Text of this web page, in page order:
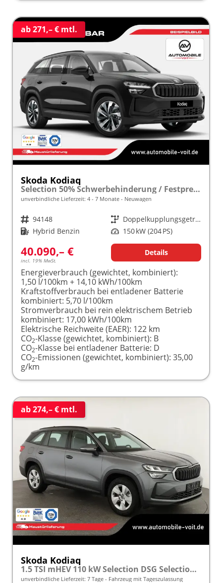
ab 271,– € mtl.
Skoda Kodiaq
Selection 50% Schwerbehinderung / Festpreisgarantie* Modelljahr 1.5 TSI iV PLUG-IN-HYBRID 204PS DSG "Sonderangebot bei Schwerbehinderung" frei konfigurierbar!
unverbindliche Lieferzeit: 4 - 7 Monate Neuwagen
Fahrzeugnr. 94148 Getriebe
Doppelkupplungsgetriebe (DSG)
Kraftstoff Hybrid Benzin Leistung 150 kW (204 PS)
40.090,– €
incl. 19% MwSt.
Details
Energieverbrauch (gewichtet, kombiniert):
1,50 l/100km + 14,10 kWh/100km
Kraftstoffverbrauch bei entladener Batterie
kombiniert: 5,70 l/100km
Stromverbrauch bei rein elektrischem Betrieb
kombiniert: 17,00 kWh/100km
Elektrische Reichweite (EAER): 122 km
CO2-Klasse (gewichtet, kombiniert): B
CO2-Klasse bei entladener Batterie: D
CO2-Emissionen (gewichtet, kombiniert): 35,00
g/km
ab 274,– € mtl.
Skoda Kodiaq
1.5 TSI mHEV 110 kW Selection DSG Selection, AHK, Navi, Side, Kamera, Winter, 4 J.- Garantie
unverbindliche Lieferzeit: 7 Tage Fahrzeug mit Tageszulassung